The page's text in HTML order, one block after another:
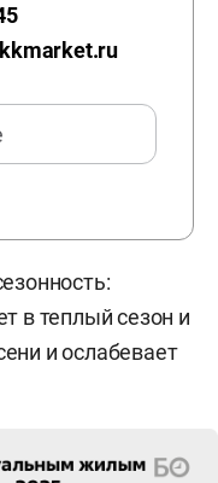
в теплый сезон и
и ослабевает